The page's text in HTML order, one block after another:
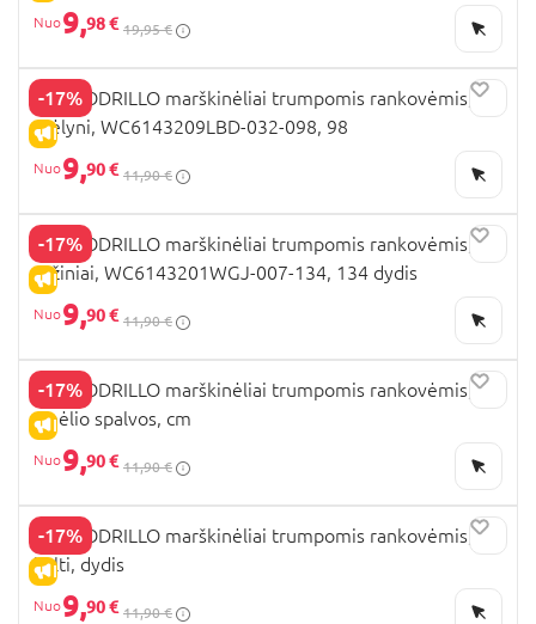
9,98 € 19,95 €
-17%
IŠPARDAVIMAS
COCCODRILLO marškinėliai trumpomis rankovėmis,
mėlyni, WC6143209LBD-032-098, 98
9,90 € 11,90 €
-17%
IŠPARDAVIMAS
COCCODRILLO marškinėliai trumpomis rankovėmis,
rožiniai, WC6143201WGJ-007-134, 134 dydis
9,90 € 11,90 €
-17%
IŠPARDAVIMAS
COCCODRILLO marškinėliai trumpomis rankovėmis,
smėlio spalvos, cm
9,90 € 11,90 €
-17%
IŠPARDAVIMAS
COCCODRILLO marškinėliai trumpomis rankovėmis,
balti, dydis
9,90 € 11,90 €